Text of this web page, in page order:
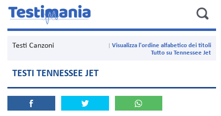
Testi Canzoni
Visualizza l'ordine alfabetico dei titoli
Tutto su Tennessee Jet
TESTI TENNESSEE JET